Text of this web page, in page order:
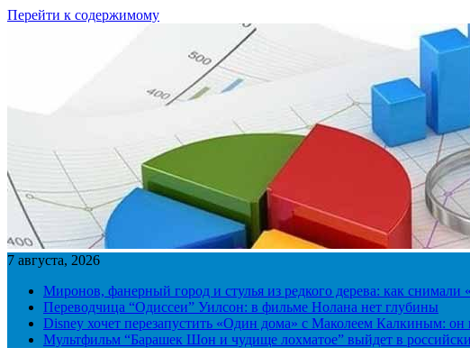
Перейти к содержимому
7 августа, 2026
Миронов, фанерный город и стулья из редкого дерева: как снимали
Переводчица “Одиссеи” Уилсон: в фильме Нолана нет глубины
Disney хочет перезапустить «Один дома» с Маколеем Калкиным: он
Мультфильм “Барашек Шон и чудище лохматое” выйдет в